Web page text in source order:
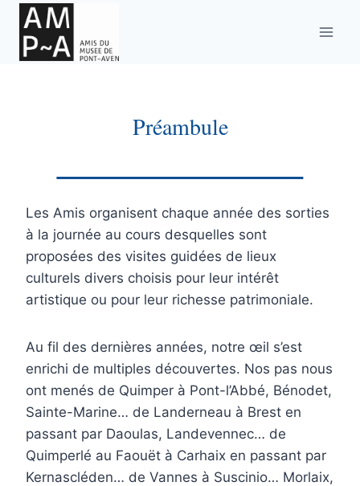
contenu
Préambule
Les Amis organisent chaque année des sorties
à la journée au cours desquelles sont
proposées des visites guidées de lieux
culturels divers choisis pour leur intérêt
artistique ou pour leur richesse patrimoniale.
Au fil des dernières années, notre œil s’est
enrichi de multiples découvertes. Nos pas nous
ont menés de Quimper à Pont-l’Abbé, Bénodet,
Sainte-Marine… de Landerneau à Brest en
passant par Daoulas, Landevennec… de
Quimperlé au Faouët à Carhaix en passant par
Kernascléden… de Vannes à Suscinio… Morlaix,